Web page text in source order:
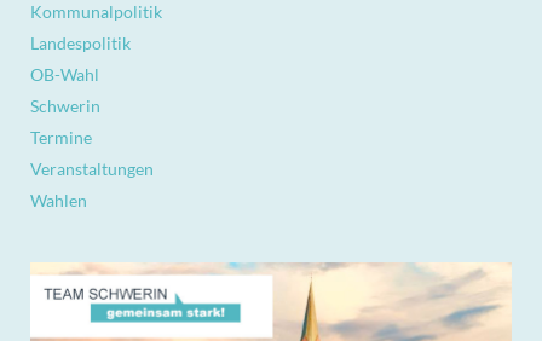
Kommunalpolitik
Landespolitik
OB-Wahl
Schwerin
Termine
Veranstaltungen
Wahlen